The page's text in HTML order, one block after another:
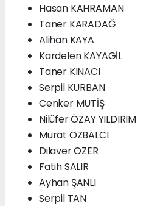
Hasan KAHRAMAN
Taner KARADAĞ
Alihan KAYA
Kardelen KAYAGİL
Taner KINACI
Serpil KURBAN
Cenker MUTİŞ
Nilüfer ÖZAY YILDIRIM
Murat ÖZBALCI
Dilaver ÖZER
Fatih SALIR
Ayhan ŞANLI
Serpil TAN